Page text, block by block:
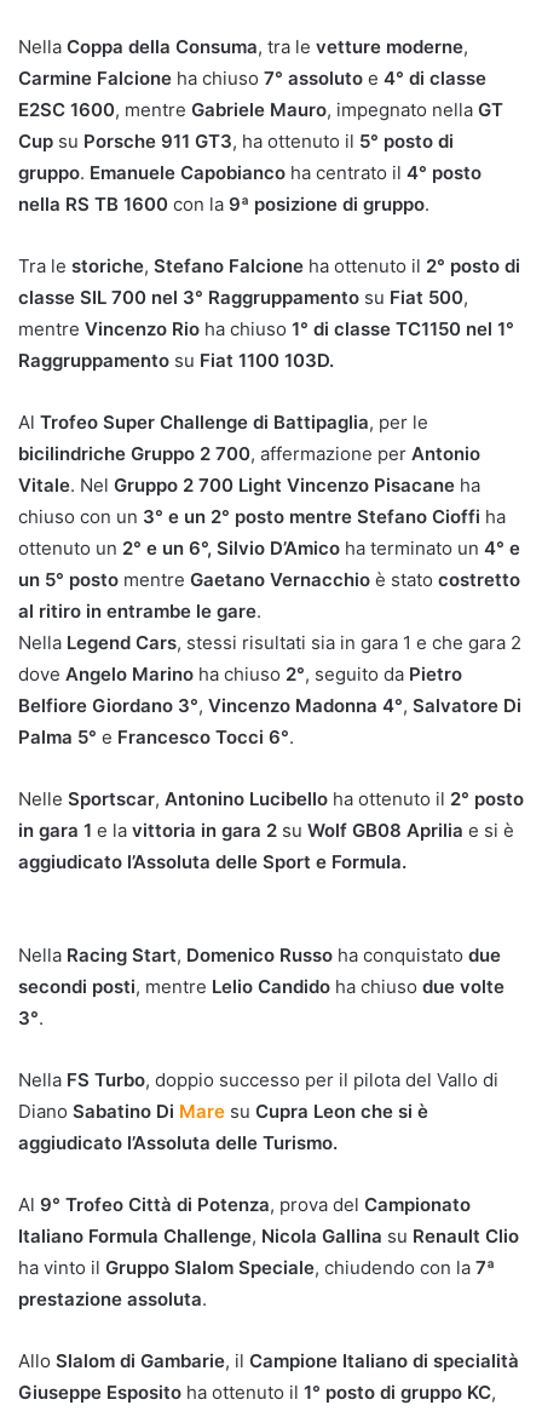
Nella Coppa della Consuma, tra le vetture moderne,
Carmine Falcione ha chiuso 7° assoluto e 4° di classe
E2SC 1600, mentre Gabriele Mauro, impegnato nella GT
Cup su Porsche 911 GT3, ha ottenuto il 5° posto di
gruppo. Emanuele Capobianco ha centrato il 4° posto
nella RS TB 1600 con la 9ª posizione di gruppo.
Tra le storiche, Stefano Falcione ha ottenuto il 2° posto di
classe SIL 700 nel 3° Raggruppamento su Fiat 500,
mentre Vincenzo Rio ha chiuso 1° di classe TC1150 nel 1°
Raggruppamento su Fiat 1100 103D.
Al Trofeo Super Challenge di Battipaglia, per le
bicilindriche Gruppo 2 700, affermazione per Antonio
Vitale. Nel Gruppo 2 700 Light Vincenzo Pisacane ha
chiuso con un 3° e un 2° posto mentre Stefano Cioffi ha
ottenuto un 2° e un 6°, Silvio D’Amico ha terminato un 4° e
un 5° posto mentre Gaetano Vernacchio è stato costretto
al ritiro in entrambe le gare.
Nella Legend Cars, stessi risultati sia in gara 1 e che gara 2
dove Angelo Marino ha chiuso 2°, seguito da Pietro
Belfiore Giordano 3°, Vincenzo Madonna 4°, Salvatore Di
Palma 5° e Francesco Tocci 6°.
Nelle Sportscar, Antonino Lucibello ha ottenuto il 2° posto
in gara 1 e la vittoria in gara 2 su Wolf GB08 Aprilia e si è
aggiudicato l’Assoluta delle Sport e Formula.
Nella Racing Start, Domenico Russo ha conquistato due
secondi posti, mentre Lelio Candido ha chiuso due volte
3°.
Nella FS Turbo, doppio successo per il pilota del Vallo di
Diano Sabatino Di Mare su Cupra Leon che si è
aggiudicato l’Assoluta delle Turismo.
Al 9° Trofeo Città di Potenza, prova del Campionato
Italiano Formula Challenge, Nicola Gallina su Renault Clio
ha vinto il Gruppo Slalom Speciale, chiudendo con la 7ª
prestazione assoluta.
Allo Slalom di Gambarie, il Campione Italiano di specialità
Giuseppe Esposito ha ottenuto il 1° posto di gruppo KC,